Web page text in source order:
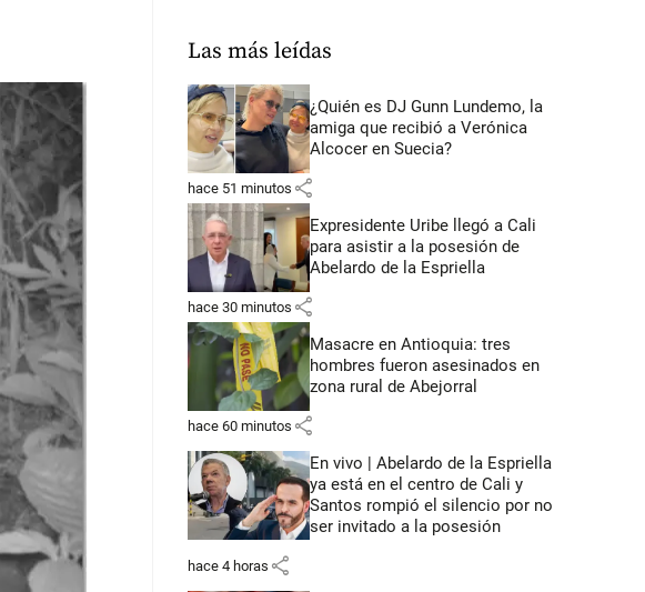
Las más leídas
¿Quién es DJ Gunn Lundemo, la
amiga que recibió a Verónica
Alcocer en Suecia?
hace 51 minutos share
Expresidente Uribe llegó a Cali
para asistir a la posesión de
Abelardo de la Espriella
hace 30 minutos share
Masacre en Antioquia: tres
hombres fueron asesinados en
zona rural de Abejorral
hace 60 minutos share
En vivo | Abelardo de la Espriella
ya está en el centro de Cali y
Santos rompió el silencio por no
ser invitado a la posesión
hace 4 horas share